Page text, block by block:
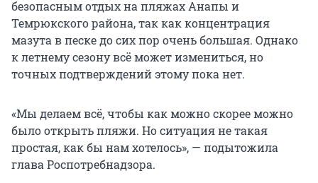
безопасным отдых на пляжах Анапы и
Темрюкского района, так как концентрация
мазута в песке до сих пор очень большая. Однако
к летнему сезону всё может измениться, но
точных подтверждений этому пока нет.
«Мы делаем всё, чтобы как можно скорее можно
было открыть пляжи. Но ситуация не такая
простая, как бы нам хотелось», — подытожила
глава Роспотребнадзора.